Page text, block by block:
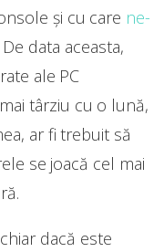
și cu care ne-
data aceasta,
ale PC
târziu cu o lună,
ar fi trebuit să
se joacă cel mai
dacă este